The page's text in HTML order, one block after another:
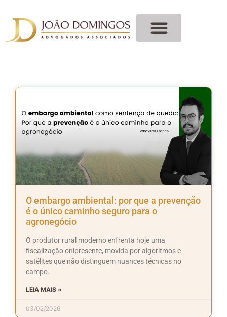
O embargo ambiental: por que a prevenção
é o único caminho seguro para o
agronegócio
O produtor rural moderno enfrenta hoje uma
fiscalização onipresente, movida por algoritmos e
satélites que não distinguem nuances técnicas no
campo.
LEIA MAIS »
03/02/2026